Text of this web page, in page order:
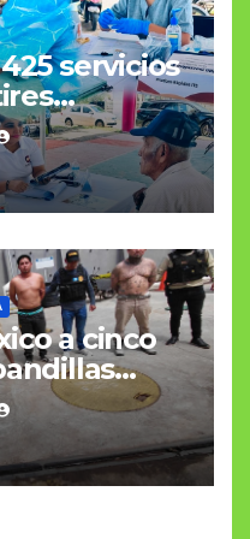
servicios
a cinco